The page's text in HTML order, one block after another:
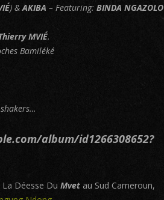
) &AKIBA – Featuring: BINDA NGAZOLO
MVIÉ.
Bamiléké
album/id1266308652?
La Déesse Du Mvet au Sud Cameroun,